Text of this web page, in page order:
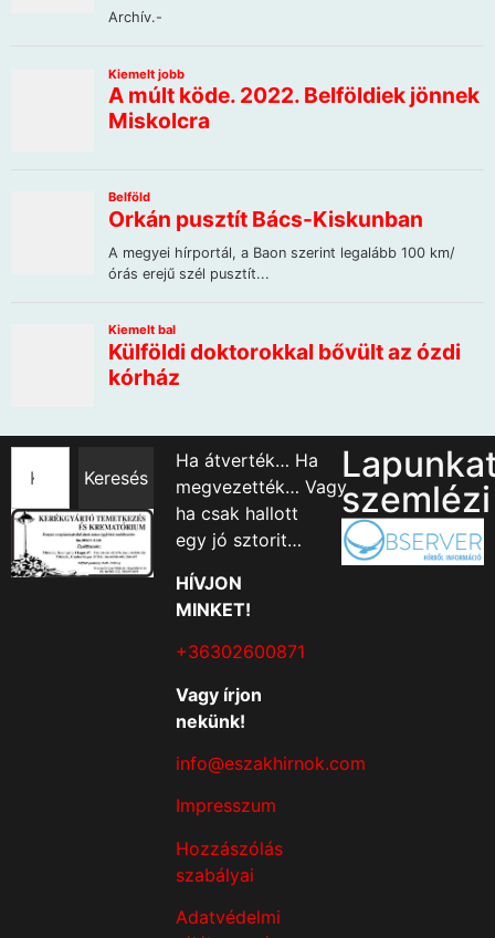
Keresés
Ha átverték… Ha
megvezették… Vagy
ha csak hallott
egy jó sztorit…
HÍVJON
MINKET!
+36302600871
Vagy írjon
nekünk!
info@eszakhirnok.com
Impresszum
Hozzászólás
szabályai
Adatvédelmi
szemlézi